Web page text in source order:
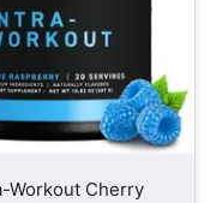
Workout Cherry